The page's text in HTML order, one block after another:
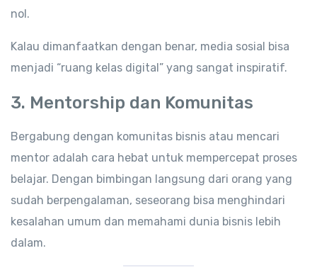
nol.
Kalau dimanfaatkan dengan benar, media sosial bisa
menjadi “ruang kelas digital” yang sangat inspiratif.
3. Mentorship dan Komunitas
Bergabung dengan komunitas bisnis atau mencari
mentor adalah cara hebat untuk mempercepat proses
belajar. Dengan bimbingan langsung dari orang yang
sudah berpengalaman, seseorang bisa menghindari
kesalahan umum dan memahami dunia bisnis lebih
dalam.